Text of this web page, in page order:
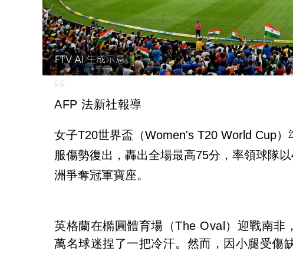
AFP 法新社報導
女子T20世界盃（Women's T20 World Cup
服傷勢復出，轟出全場最高75分，率領球隊
洲爭奪冠軍寶座。
英格蘭在橢圓體育場（The Oval）迎戰南非
萬名球迷捏了一把冷汗。然而，因小腿受